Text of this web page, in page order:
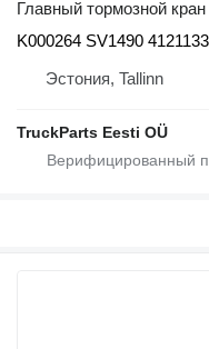
Главный тормозной кран
K000264 SV1490
Эстония, Tallinn
TruckParts Eesti OÜ